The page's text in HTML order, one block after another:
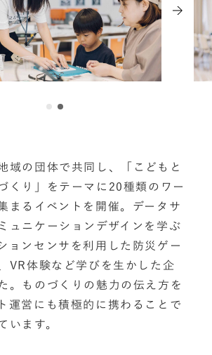
域の団体で共同し、「こどもと
くり」をテーマに20種類のワー
まるイベントを開催。データサ
ュニケーションデザインを学ぶ
ョンセンサを利用した防災ゲー
VR体験など学びを生かした企
。ものづくりの魅力の伝え方を
運営にも積極的に携わることで
います。